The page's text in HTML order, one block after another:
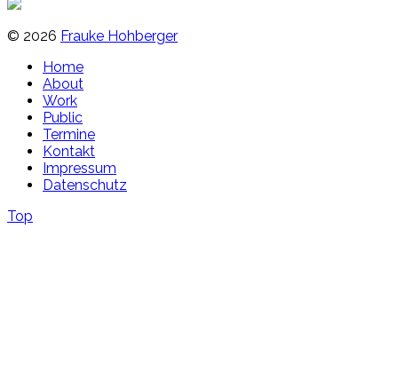
© 2026 Frauke Hohberger
Home
About
Work
Public
Termine
Kontakt
Impressum
Datenschutz
Top